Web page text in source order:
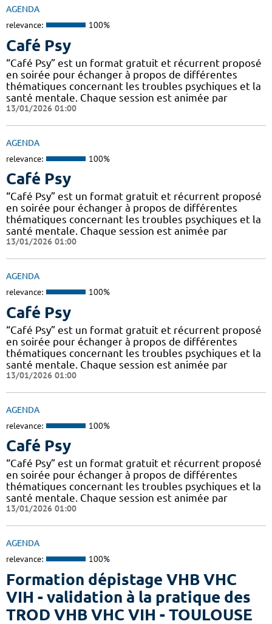
AGENDA
relevance: 100%
Café Psy
“Café Psy” est un format gratuit et récurrent proposé
en soirée pour échanger à propos de différentes
thématiques concernant les troubles psychiques et la
santé mentale. Chaque session est animée par
13/01/2026 01:00
AGENDA
relevance: 100%
Café Psy
“Café Psy” est un format gratuit et récurrent proposé
en soirée pour échanger à propos de différentes
thématiques concernant les troubles psychiques et la
santé mentale. Chaque session est animée par
13/01/2026 01:00
AGENDA
relevance: 100%
Café Psy
“Café Psy” est un format gratuit et récurrent proposé
en soirée pour échanger à propos de différentes
thématiques concernant les troubles psychiques et la
santé mentale. Chaque session est animée par
13/01/2026 01:00
AGENDA
relevance: 100%
Café Psy
“Café Psy” est un format gratuit et récurrent proposé
en soirée pour échanger à propos de différentes
thématiques concernant les troubles psychiques et la
santé mentale. Chaque session est animée par
13/01/2026 01:00
AGENDA
relevance: 100%
Formation dépistage VHB VHC
VIH - validation à la pratique des
TROD VHB VHC VIH - TOULOUSE